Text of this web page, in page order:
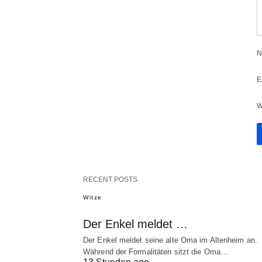
RECENT POSTS
Witze
Der Enkel meldet …
Der Enkel meldet seine alte Oma im Altenheim an.
Während der Formalitäten sitzt die Oma…